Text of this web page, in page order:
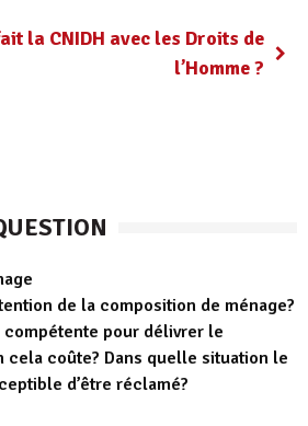
la CNIDH avec les Droits de
l’Homme ?
de la composition de ménage?
compétente pour délivrer le
cela coûte? Dans quelle situation le
d’être réclamé?